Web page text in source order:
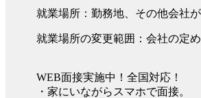
就業場所：勤務地、その他会社
就業場所の変更範囲：会社の定
WEB面接実施中！全国対応！
・家にいながらスマホで面接。